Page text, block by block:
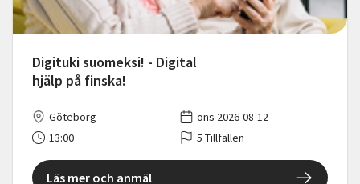
Digituki suomeksi! - Digital
hjälp på finska!
Göteborg
ons 2026-08-12
13:00
5 Tillfällen
Läs mer och anmäl